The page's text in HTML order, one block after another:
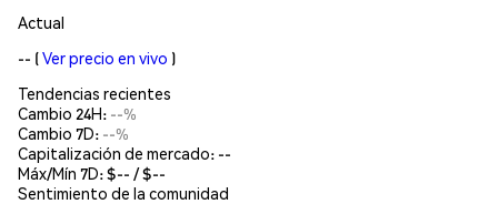
Actual
-- (Ver precio en vivo )
Tendencias recientes
Cambio 24H: --%
Cambio 7D: --%
Capitalización de mercado: --
Máx/Mín 7D: $-- / $--
Sentimiento de la comunidad